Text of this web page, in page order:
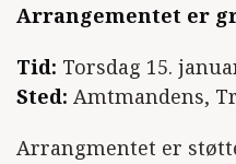
Arrangementet er
Tid: Torsdag 15.
Sted: Amtmandens,
Arrangmentet er